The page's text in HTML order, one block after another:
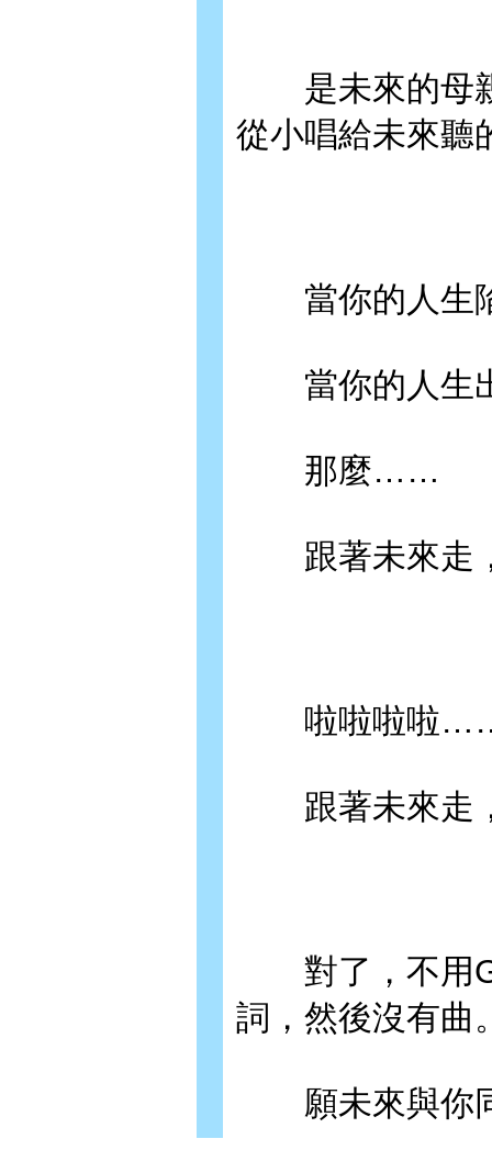
是未來的母親
從小唱給未來聽
當你的人生
當你的人生
那麼……
跟著未來走
啦啦啦啦
跟著未來走
對了，不用
詞，然後沒有曲
願未來與你